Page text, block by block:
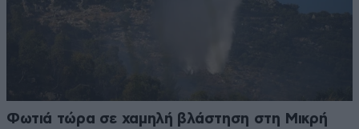
Φωτιά τώρα σε χαμηλή βλάστηση στη Μικρή